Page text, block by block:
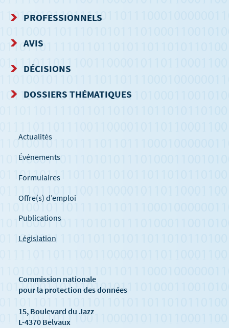
DE
NAVIGATION
PROFESSIONNELS
AVIS
DÉCISIONS
DOSSIERS THÉMATIQUES
Actualités
Événements
Formulaires
Offre(s) d’emploi
Publications
Législation
Commission nationale
pour la protection des données
15, Boulevard du Jazz
L-4370 Belvaux